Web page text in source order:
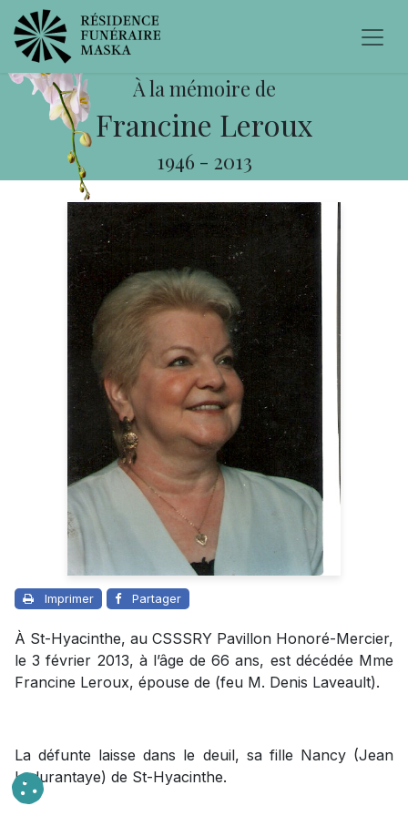
À la mémoire de
Francine Leroux
1946 - 2013
Imprimer Partager
À St-Hyacinthe, au CSSSRY Pavillon Honoré-Mercier,
le 3 février 2013, à l’âge de 66 ans, est décédée Mme
Francine Leroux, épouse de (feu M. Denis Laveault).
La défunte laisse dans le deuil, sa fille Nancy (Jean
Ladurantaye) de St-Hyacinthe.